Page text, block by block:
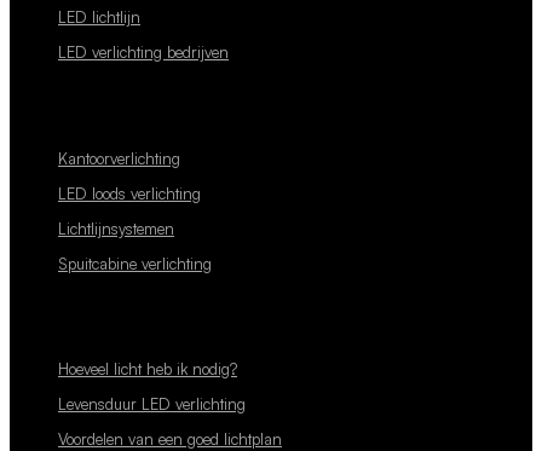
LED lichtlijn
LED verlichting bedrijven
Kantoorverlichting
LED loods verlichting
Lichtlijnsystemen
Spuitcabine verlichting
Hoeveel licht heb ik nodig?
Levensduur LED verlichting
Voordelen van een goed lichtplan